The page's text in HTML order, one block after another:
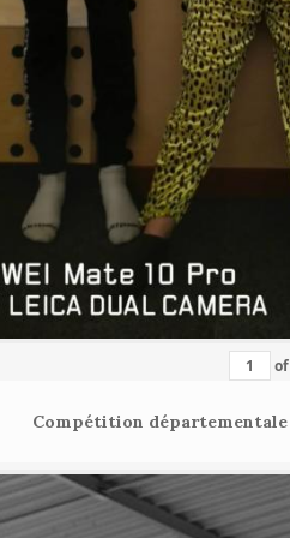
of
Compétition départementale